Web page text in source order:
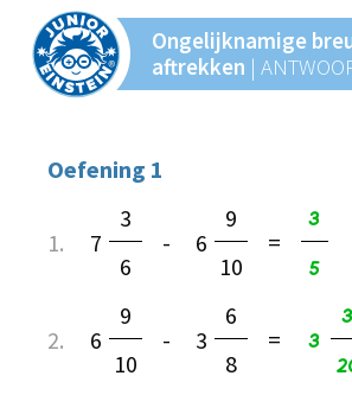
Ongelijknamige
aftrekken |
Oefening 1
1. 7
3
-
6
9
=
3
6 10 5
2. 6
9
-
3
6
=
3
3
10 8